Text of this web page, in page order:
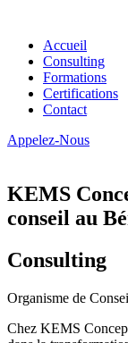
Accueil
Consulting
Formations
Certifications
Contact
Appelez-Nous
KEMS
conseil au
Consulting
Organisme de
Chez KEMS